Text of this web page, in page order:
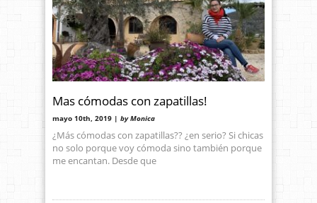
Mas cómodas con zapatillas!
mayo 10th, 2019 | by Monica
¿Más cómodas con zapatillas?? ¿en serio? Si chicas
no solo porque voy cómoda sino también porque
me encantan. Desde que